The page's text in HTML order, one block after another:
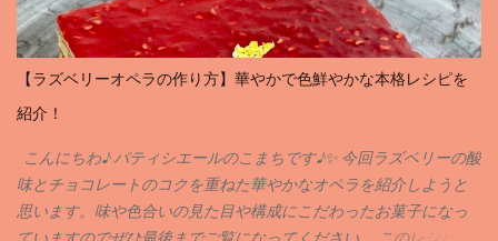
ヘソはあった方がいいのか❓❓ ヘソがあると、「ふっくら焼けた」
「高さが出た」という目安にもなります♪ でも、なめらかな表面
た目が可愛いんです。 どちらも美味しく仕上がるので、 好みでOK
ですよ♪ ヘソを出す or 出さない？ 焼き方のちがい♪ ヘソを出した
は190〜200℃にしっかり予熱！ ヘソを出したくないときは… ・生
地を室温に戻してから(20℃前後がオススメです♪) ・170℃前後で
じっくり焼くのがおすすめです♪ 今回のまとめ 私は、小さくて可
【ラズベリーオペラの作り方】華やかで色鮮やかな本格レシピを
紹介！
こんにちわ♪ パティシエールのこまちです♪✨ 今回ラズベリーの酸
味とチョコレートのコクを重ねた華やかなオペラを紹介しようと
思います。味や色合いの見た目や構成にこだわったお菓子になっ